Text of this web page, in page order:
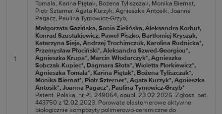
1
Tomala, Karina Piętak, Bożena Tyliszczak, Monika Biernat,
Piotr Szterner, Agata Kurzyk, Agnieszka Antosik, Joanna
Pagacz, Paulina Tymowicz-Grzyb,
Małgorzata Gazińska, Sonia Zielińska, Aleksandra Korbut,
Konrad Szustakiewicz, Paweł Piszko, Bartłomiej Kryszak,
Katarzyna Sieja, Andrzej Trochimczuk, Karolina Rudnicka*,
Przemysław Płociński*, Aleksandra Szwed-Georgiou*,
Agnieszka Krupa*, Marcin Włodarczyk*, Agnieszka
Sobczak-Kupiec*, Dagmara Słota*, Wioletta Florkiewicz*,
Agnieszka Tomala*, Karina Piętak*, Bożena Tyliszczak*,
Monika Biernat*, Piotr Szterner*, Agata Kurzyk*, Agnieszka
Antosik*, Joanna Pagacz*, Paulina Tymowicz-Grzyb*
Patent. Polska, nr PL 249064, opubl. 23.02.2026. Zgłosz. pat.
443750 z 12.02.2023. Porowate elastomerowe aktywne
biologicznie kompozyty polimerowo-ceramiczne do